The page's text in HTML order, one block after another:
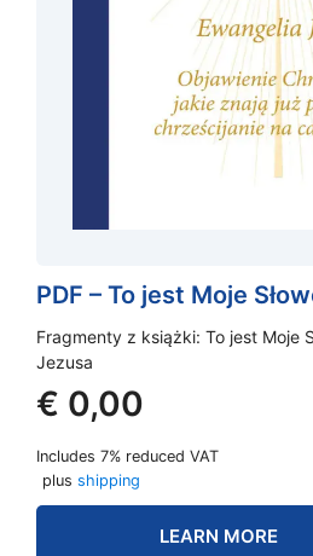
PDF – To jest Moje
Fragmenty z książki: To jest Moje
Jezusa
€ 0,00
Includes 7% reduced VAT
plus shipping
LEARN MORE